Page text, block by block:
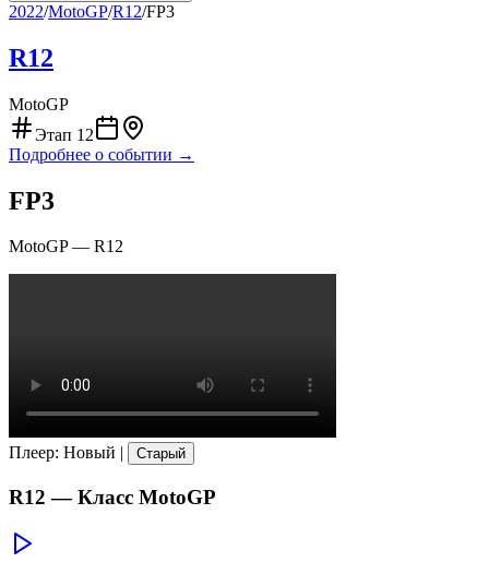
2022/MotoGP/R12/FP3
R12
MotoGP
Этап 12
Подробнее о событии →
FP3
MotoGP— R12
Плеер: Новый | Старый
R12 — Класс MotoGP